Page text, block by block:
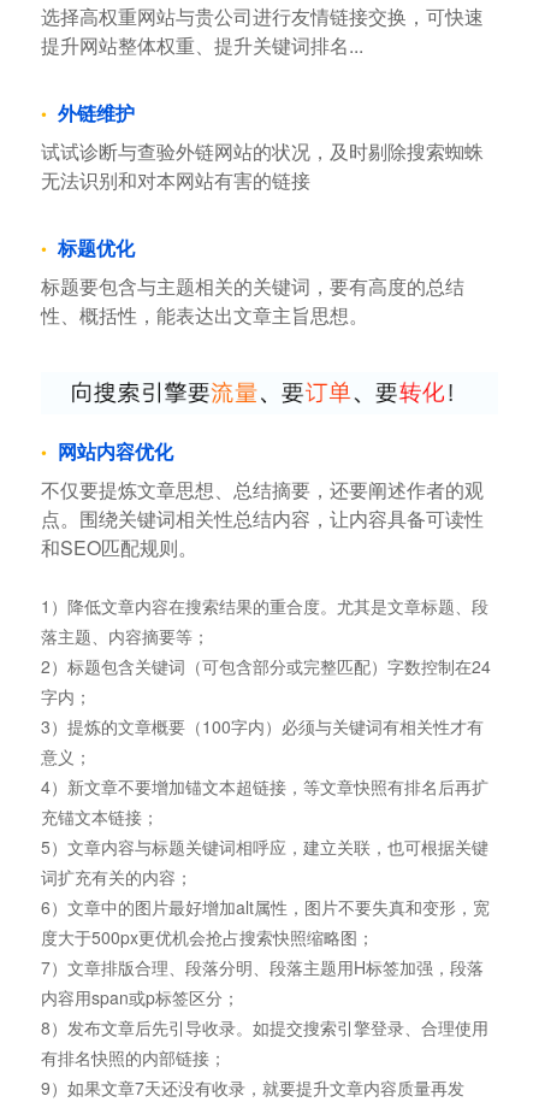
选择高权重网站与贵公司进行友情链接交换，可快速
提升网站整体权重、提升关键词排名...
外链维护
试试诊断与查验外链网站的状况，及时剔除搜索蜘蛛
无法识别和对本网站有害的链接
标题优化
标题要包含与主题相关的关键词，要有高度的总结
性、概括性，能表达出文章主旨思想。
网站内容优化
不仅要提炼文章思想、总结摘要，还要阐述作者的观
点。围绕关键词相关性总结内容，让内容具备可读性
和SEO匹配规则。
1）降低文章内容在搜索结果的重合度。尤其是文章标题、段
落主题、内容摘要等；
2）标题包含关键词（可包含部分或完整匹配）字数控制在24
字内；
3）提炼的文章概要（100字内）必须与关键词有相关性才有
意义；
4）新文章不要增加锚文本超链接，等文章快照有排名后再扩
充锚文本链接；
5）文章内容与标题关键词相呼应，建立关联，也可根据关键
词扩充有关的内容；
6）文章中的图片最好增加alt属性，图片不要失真和变形，宽
度大于500px更优机会抢占搜索快照缩略图；
7）文章排版合理、段落分明、段落主题用H标签加强，段落
内容用span或p标签区分；
8）发布文章后先引导收录。如提交搜索引擎登录、合理使用
有排名快照的内部链接；
9）如果文章7天还没有收录，就要提升文章内容质量再发